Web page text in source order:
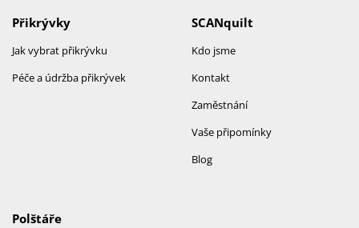
SCANquilt
Kdo jsme
Kontakt
Zaměstnání
Vaše připomínky
Blog
Přikrývky
Jak vybrat přikrývku
Péče a údržba přikrývek
Polštáře